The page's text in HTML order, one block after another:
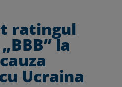
ratingul
la
Ucraina